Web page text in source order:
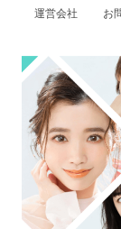
運営会社 お